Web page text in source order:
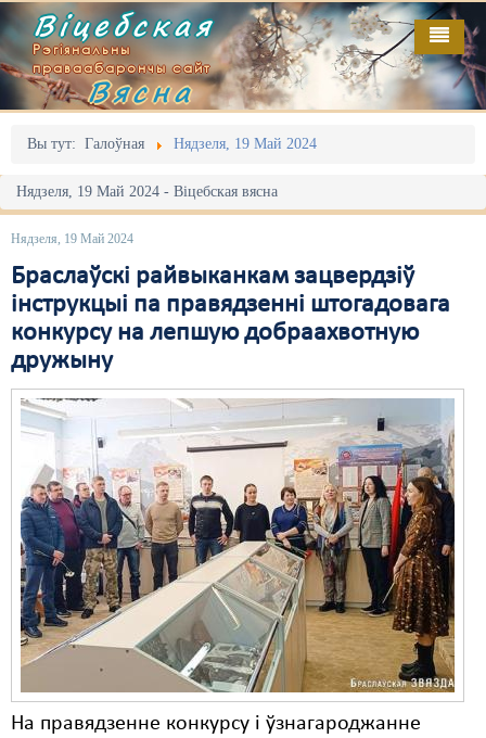
Віцебская
Рэгіянальны
праваабарончы сайт
Вясна
Вы тут: Галоўная Нядзеля, 19 Май 2024
Нядзеля, 19 Май 2024 - Віцебская вясна
Нядзеля, 19 Май 2024
Браслаўскі райвыканкам зацвердзіў
інструкцыі па правядзенні штогадовага
конкурсу на лепшую добраахвотную
дружыну
На правядзенне конкурсу і ўзнагароджанне
Галоўная
Адміністрацыйны перасьлед
Акцыі
Выбары
Грамадзянскія ініцыятывы
Дзяржава
Дыскрымінацыя
Затрыманьні
Карная псыхіятрыя
КПЧ ААН
Культурныя правы
ЛПП
Мігранты
Мірныя сходы
Выданьні
Відэа
Пра нас
RSS